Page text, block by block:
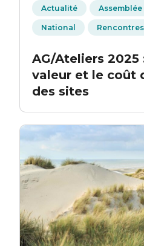
Actualité
National Rencontres
AG/Ateliers 2025
valeur et le coût
des sites